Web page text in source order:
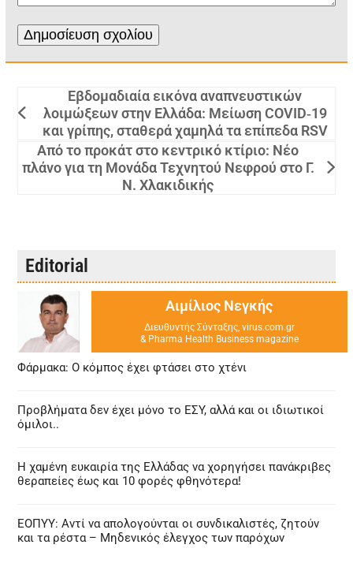
Εβδομαδιαία εικόνα αναπνευστικών
λοιμώξεων στην Ελλάδα: Μείωση COVID‑19
και γρίπης, σταθερά χαμηλά τα επίπεδα RSV
Από το προκάτ στο κεντρικό κτίριο: Νέο
πλάνο για τη Μονάδα Τεχνητού Νεφρού στο Γ.
Ν. Χλακιδικής
Editorial
Αιμίλιος Νεγκής
Διευθυντής Σύνταξης, virus.com.gr
& Pharma Health Business magazine
Φάρμακα: Ο κόμπος έχει φτάσει στο χτένι
Προβλήματα δεν έχει μόνο το ΕΣΥ, αλλά και οι ιδιωτικοί
όμιλοι..
Η χαμένη ευκαιρία της Ελλάδας να χορηγήσει πανάκριβες
θεραπείες έως και 10 φορές φθηνότερα!
ΕΟΠΥΥ: Αντί να απολογούνται οι συνδικαλιστές, ζητούν
και τα ρέστα – Μηδενικός έλεγχος των παρόχων